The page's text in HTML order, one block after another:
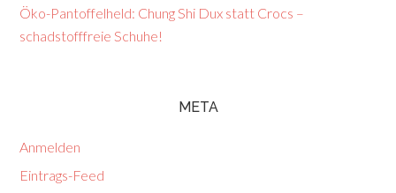
Öko-Pantoffelheld: Chung Shi Dux statt Crocs –
schadstofffreie Schuhe!
META
Anmelden
Eintrags-Feed